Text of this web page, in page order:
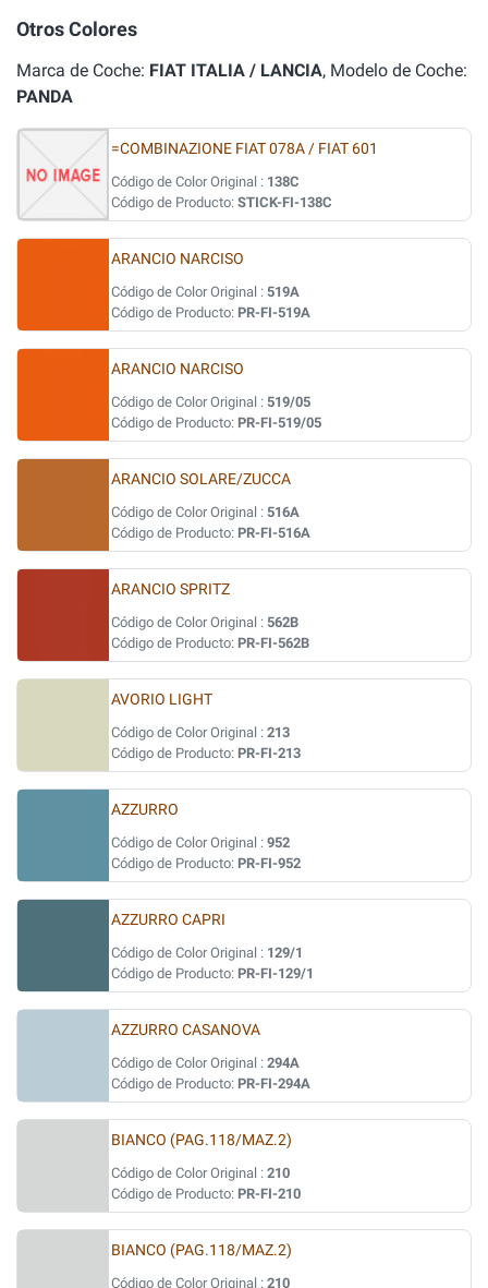
Otros Colores
Marca de Coche: FIAT ITALIA / LANCIA, Modelo de Coche:
PANDA
=COMBINAZIONE FIAT 078A / FIAT 601
Código de Color Original : 138C
Código de Producto: STICK-FI-138C
ARANCIO NARCISO
Código de Color Original : 519A
Código de Producto: PR-FI-519A
ARANCIO NARCISO
Código de Color Original : 519/05
Código de Producto: PR-FI-519/05
ARANCIO SOLARE/ZUCCA
Código de Color Original : 516A
Código de Producto: PR-FI-516A
ARANCIO SPRITZ
Código de Color Original : 562B
Código de Producto: PR-FI-562B
AVORIO LIGHT
Código de Color Original : 213
Código de Producto: PR-FI-213
AZZURRO
Código de Color Original : 952
Código de Producto: PR-FI-952
AZZURRO CAPRI
Código de Color Original : 129/1
Código de Producto: PR-FI-129/1
AZZURRO CASANOVA
Código de Color Original : 294A
Código de Producto: PR-FI-294A
BIANCO (PAG.118/MAZ.2)
Código de Color Original : 210
Código de Producto: PR-FI-210
BIANCO (PAG.118/MAZ.2)
Código de Color Original : 210